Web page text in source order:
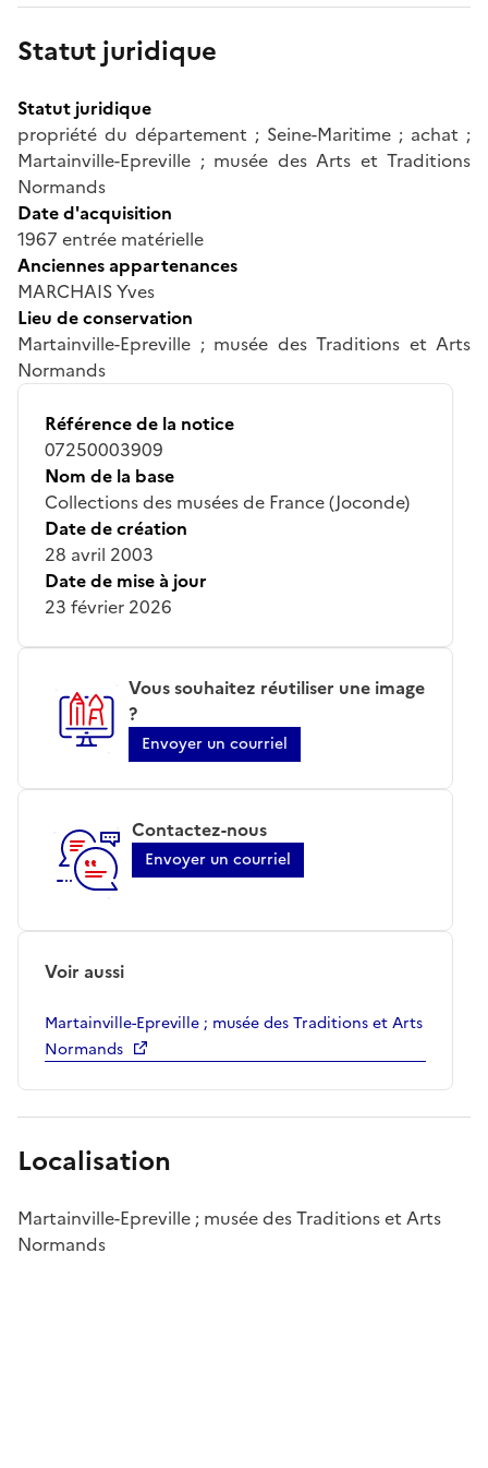
Statut juridique
Statut juridique
propriété du département ; Seine-Maritime ; achat ;
Martainville-Epreville ; musée des Arts et Traditions
Normands
Date d'acquisition
1967 entrée matérielle
Anciennes appartenances
MARCHAIS Yves
Lieu de conservation
Martainville-Epreville ; musée des Traditions et Arts
Normands
Référence de la notice
07250003909
Nom de la base
Collections des musées de France (Joconde)
Date de création
28 avril 2003
Date de mise à jour
23 février 2026
Vous souhaitez réutiliser une image
?
Envoyer un courriel
Contactez-nous
Envoyer un courriel
Voir aussi
Martainville-Epreville ; musée des Traditions et Arts
Normands
Localisation
Martainville-Epreville ; musée des Traditions et Arts
Normands